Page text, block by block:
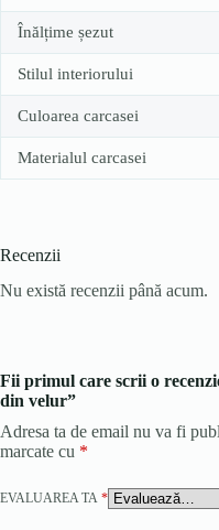
Înălțime șezut
Stilul interiorului
Culoarea carcasei
Materialul carcasei
Recenzii
Nu există recenzii până acum.
Fii primul care scrii o
din velur”
Adresa ta de email nu va fi
marcate cu *
EVALUAREA TA *